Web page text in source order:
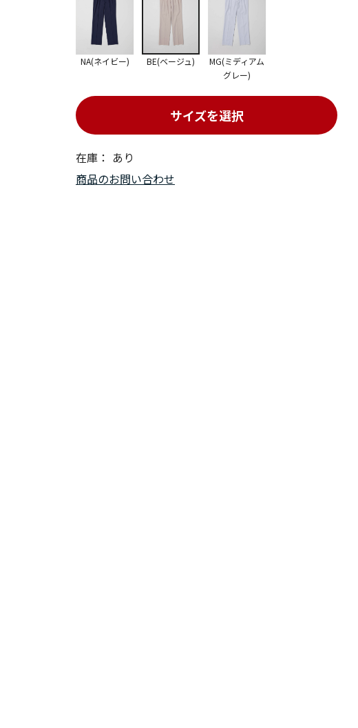
在庫： あり
サイズを選択
NA(ネイビー) BE(ベージュ)
MG(ミディアム
グレー)
商品のお問い合わせ